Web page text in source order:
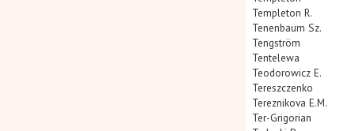
Templeton R.
Tenenbaum Sz.
Tengström
Tentelewa
Teodorowicz E.
Tereszczenko
Tereznikova E.M.
Ter-Grigorian